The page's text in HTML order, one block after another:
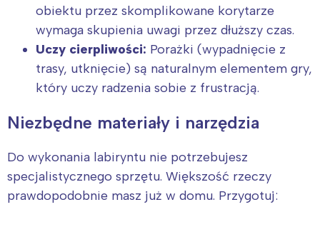
obiektu przez skomplikowane korytarze
wymaga skupienia uwagi przez dłuższy czas.
Uczy cierpliwości: Porażki (wypadnięcie z
trasy, utknięcie) są naturalnym elementem gry,
który uczy radzenia sobie z frustracją.
Niezbędne materiały i narzędzia
Do wykonania labiryntu nie potrzebujesz
specjalistycznego sprzętu. Większość rzeczy
prawdopodobnie masz już w domu. Przygotuj: